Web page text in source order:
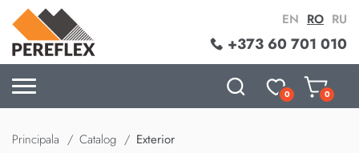
+373 60 701 010
EN RO RU
0 0
Principala Catalog Exterior